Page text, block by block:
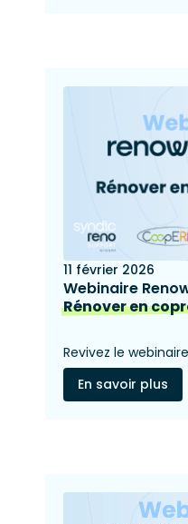
11 février 2026
Webinaire
Rénover en
Revivez le
En savoir plus